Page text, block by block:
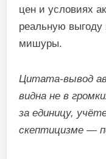
цен и условиях
реальную выгоду
мишуры.
Цитата-вывод
видна не в
за единицу,
скептицизме —